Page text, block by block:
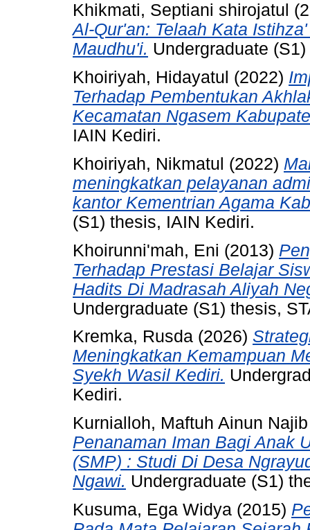
Khikmati, Septiani shirojatul
Al-Qur'an: Telaah Kata
Maudhu'i. Undergraduate
Khoiriyah, Hidayatul (2022)
Terhadap Pembentukan
Kecamatan Ngasem
IAIN Kediri.
Khoiriyah, Nikmatul (2022)
meningkatkan pelayanan
kantor Kementrian Agama
(S1) thesis, IAIN Kediri.
Khoirunni'mah, Eni (2013)
Terhadap Prestasi Belajar
Hadits Di Madrasah Aliyah
Undergraduate (S1) thesis,
Kremka, Rusda (2026)
Meningkatkan Kemampuan
Syekh Wasil Kediri.
Kediri.
Kurnialloh, Maftuh Ainun Najib
Penanaman Iman Bagi Anak
(SMP) : Studi Di Desa
Ngawi. Undergraduate (S1)
Kusuma, Ega Widya (2015)